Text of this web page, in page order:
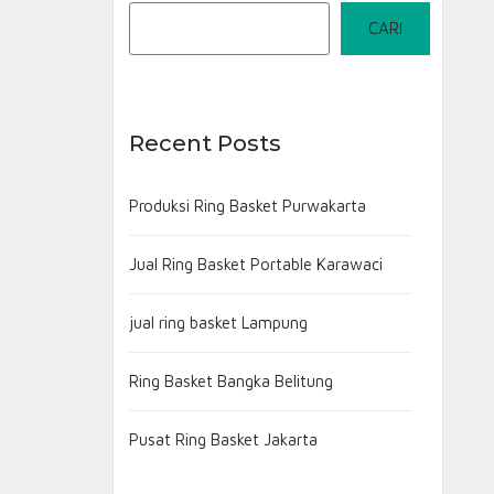
CARI
Recent Posts
Produksi Ring Basket Purwakarta
Jual Ring Basket Portable Karawaci
jual ring basket Lampung
Ring Basket Bangka Belitung
Pusat Ring Basket Jakarta